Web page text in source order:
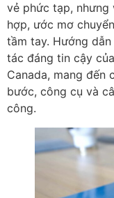
vẻ phức tạp, nhưng
hợp, ước mơ
tầm tay. Hướng
tác đáng tin cậy
Canada, mang đến
bước, công cụ và
công.